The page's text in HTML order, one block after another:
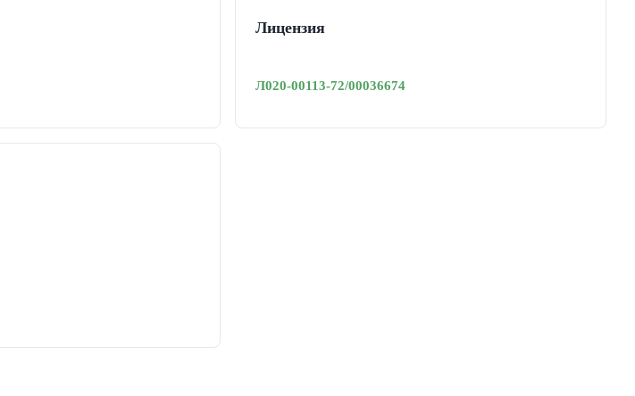
Лицензия
Л020-00113-72/00036674